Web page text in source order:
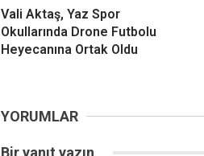
Vali Aktaş, Yaz Spor
Okullarında Drone Futbolu
Heyecanına Ortak Oldu
YORUMLAR
Bir yanıt yazın